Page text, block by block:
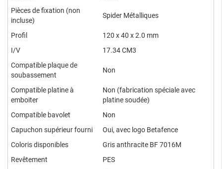
Pièces de fixation (non
incluse)
Spider Métalliques
Profil
120 x 40 x 2.0 mm
I/V
17.34 CM3
Compatible plaque de
soubassement
Non
Compatible platine à
emboiter
Non (fabrication spéciale avec
platine soudée)
Compatible bavolet
Non
Capuchon supérieur fourni
Oui, avec logo Betafence
Coloris disponibles
Gris anthracite BF 7016M
Revêtement
PES